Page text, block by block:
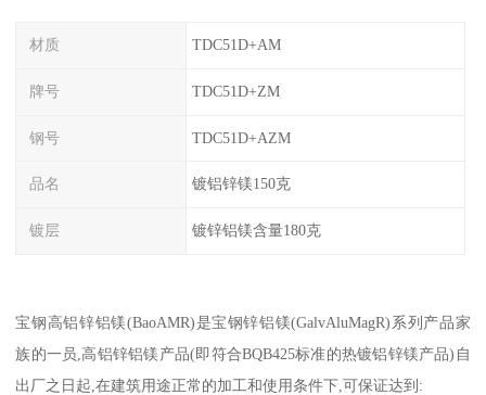
材质 TDC51D+AM
牌号 TDC51D+ZM
钢号 TDC51D+AZM
品名 镀铝锌镁150克
镀层 镀锌铝镁含量180克
宝钢高铝锌铝镁(BaoAMR)是宝钢锌铝镁(GalvAluMagR)系列产品家
族的一员,高铝锌铝镁产品(即符合BQB425标准的热镀铝锌镁产品)自
出厂之日起,在建筑用途正常的加工和使用条件下,可保证达到: